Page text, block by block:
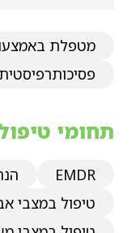
מטפלת
תחומי
EMDR
טיפול במצבי